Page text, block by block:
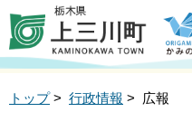
トップ> 行政情報 > 広報